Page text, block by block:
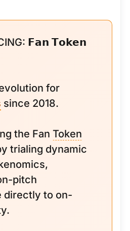
𝗙𝗮𝗻 𝗧𝗼𝗸𝗲𝗻
for
since 2018.
the Fan Token
trialing dynamic
pitch
directly to on-